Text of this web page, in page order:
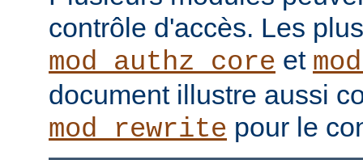
contrôle d'accès. Les
mod_authz_core et
document illustre aussi
mod_rewrite pour le